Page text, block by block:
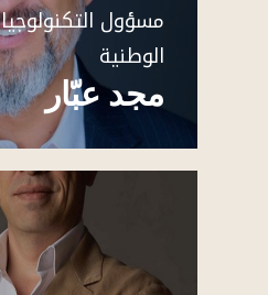
مسؤول التكنولوجيا
الوطنية
مجد عبّار